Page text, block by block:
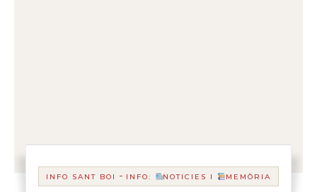
INFO SANT BOI - INFO: NOTICIES I MEMÒRIA